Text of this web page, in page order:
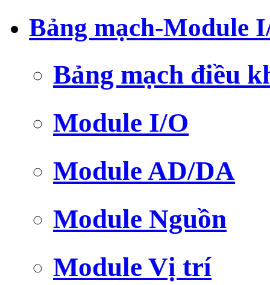
Bảng mạch-Module
Bảng mạch điều
Module I/O
Module AD/DA
Module Nguồn
Module Vị trí